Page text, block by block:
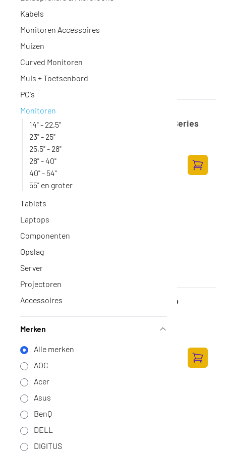
Kabels
Monitoren Accessoires
Muizen
Curved Monitoren
Muis + Toetsenbord
PC's
Monitoren
14" - 22,5"
23" - 25"
25,5" - 28"
28" - 40"
40" - 54"
55" en groter
Tablets
Laptops
Componenten
Opslag
Server
Projectoren
Accessoires
Merken
Alle merken
AOC
Acer
Asus
BenQ
DELL
DIGITUS
SONY Bravia Professional Displays FW-
65BZ35L - 65" diagonale klasse BZ35L Series
led-achtergrondverlichting lcd-scherm
1.153,-
952,89 excl. BTW
DELL UltraSharp 32 4K Thunderbolt Hub
805,-
665,29 excl. BTW